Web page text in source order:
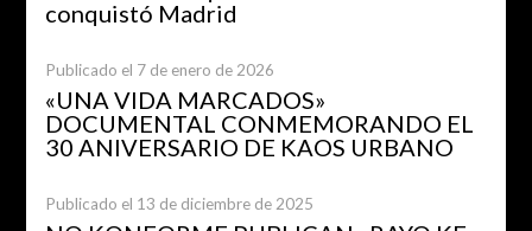
conquistó Madrid
Publicado el 7 de enero de 2026
«UNA VIDA MARCADOS»
DOCUMENTAL CONMEMORANDO EL
30 ANIVERSARIO DE KAOS URBANO
Publicado el 13 de diciembre de 2025